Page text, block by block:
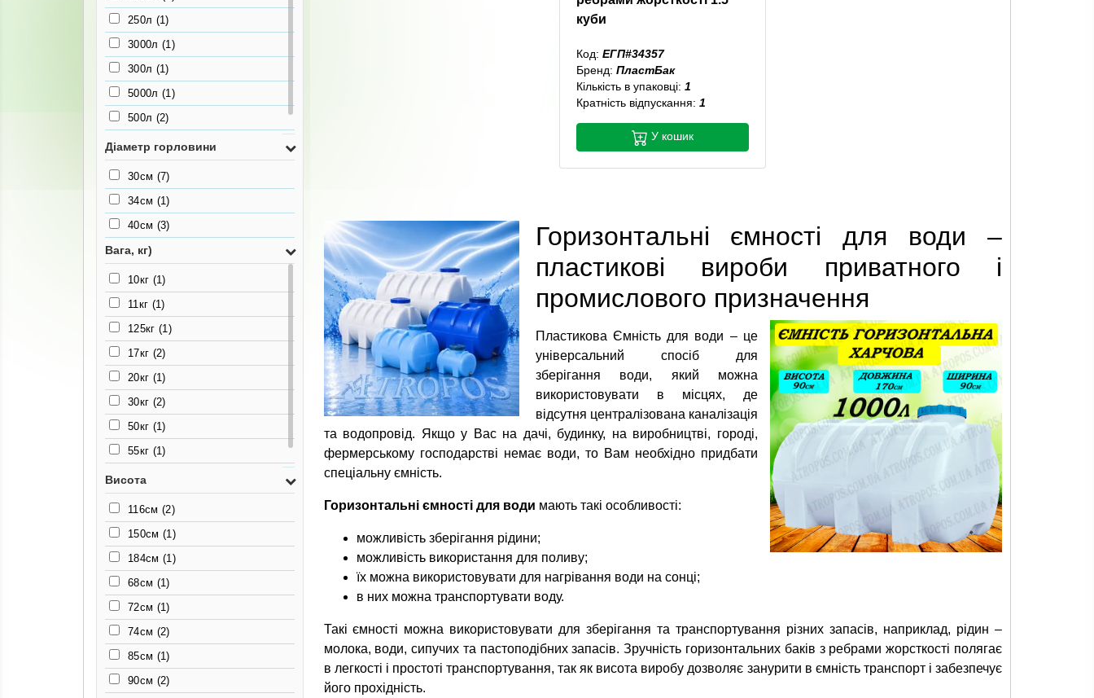
250л (1)
3000л (1)
300л (1)
5000л (1)
500л (2)
750л(1)
Діаметр горловини
30см (7)
34см (1)
40см (3)
Вага, кг)
10кг (1)
11кг (1)
125кг (1)
17кг (2)
20кг (1)
30кг (2)
50кг (1)
55кг (1)
80кг
Висота
116см (2)
150см (1)
184см (1)
68см (1)
72см (1)
74см (2)
85см (1)
90см (2)
куби
Код: ЕГП#34357
Бренд: ПластБак
Кількість в упаковці: 1
Кратність відпускання: 1
У кошик
Горизонтальні ємності для води –
пластикові вироби приватного і
промислового призначення
Пластикова Ємність для води – це
універсальний спосіб для
зберігання води, який можна
використовувати в місцях, де
відсутня централізована каналізація
та водопровід. Якщо у Вас на дачі, будинку, на виробництві, городі,
фермерському господарстві немає води, то Вам необхідно придбати
спеціальну ємність.
Горизонтальні ємності для води мають такі особливості:
можливість зберігання рідини;
можливість використання для поливу;
їх можна використовувати для нагрівання води на сонці;
в них можна транспортувати воду.
Такі ємності можна використовувати для зберігання та транспортування різних запасів, наприклад, рідин –
молока, води, сипучих та пастоподібних запасів. Зручність горизонтальних баків з ребрами жорсткості полягає
в легкості і простоті транспортування, так як висота виробу дозволяє занурити в ємність транспорт і забезпечує
його прохідність.